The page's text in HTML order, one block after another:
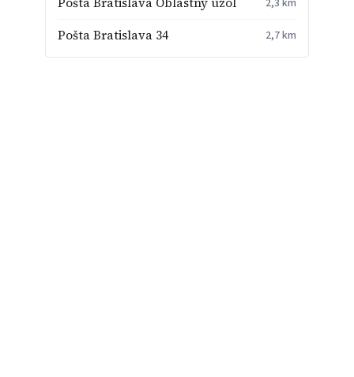
Pošta Bratislava 34 2,7 km